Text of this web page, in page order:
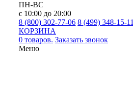
ПН-ВС
с 10:00 до 20:00
8 (800) 302-77-06 8 (499) 348-15-11
КОРЗИНА
0 товаров. Заказать звонок
Меню